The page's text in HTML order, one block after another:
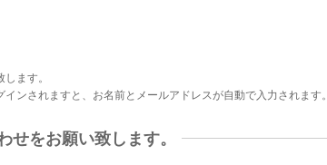
ます。
ンされますと、お名前とメールアドレスが自動で入力されます。
せをお願い致します。